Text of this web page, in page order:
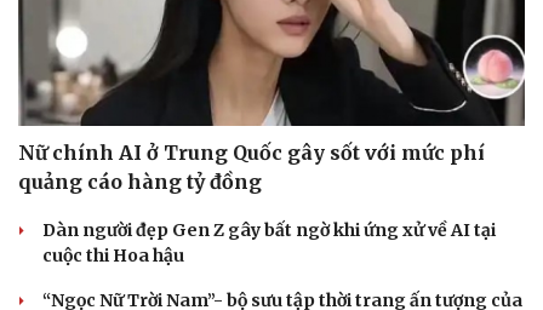
Nữ chính AI ở Trung Quốc gây sốt với mức phí
quảng cáo hàng tỷ đồng
Dàn người đẹp Gen Z gây bất ngờ khi ứng xử về AI tại
cuộc thi Hoa hậu
“Ngọc Nữ Trời Nam”- bộ sưu tập thời trang ấn tượng của